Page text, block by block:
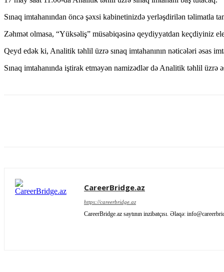
Sınaq imtahanından öncə şəxsi kabinetinizdə yerləşdirilən təlimatla
Zəhmət olmasa, “Yüksəliş” müsabiqəsinə qeydiyyatdan keçdiyiniz
Qeyd edək ki, Analitik təhlil üzrə sınaq imtahanının nəticələri əsas
Sınaq imtahanında iştirak etməyən namizədlər də Analitik təhlil üzrə
CareerBridge.az
https://careerbridge.az
CareerBridge.az saytının inzibatçısı. Əlaqə: